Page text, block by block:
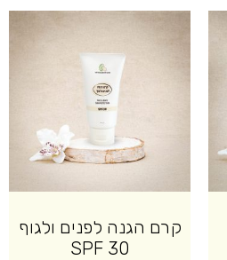
קרם הגנה לפנים ולגוף
30 SPF